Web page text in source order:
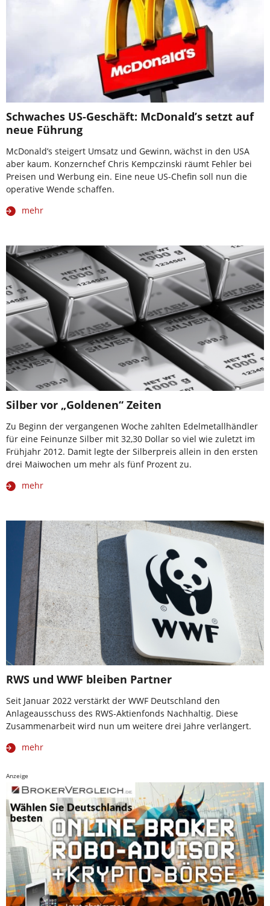
Schwaches US-Geschäft: McDonald’s setzt auf
neue Führung
McDonald’s steigert Umsatz und Gewinn, wächst in den USA
aber kaum. Konzernchef Chris Kempczinski räumt Fehler bei
Preisen und Werbung ein. Eine neue US-Chefin soll nun die
operative Wende schaffen.
mehr
Silber vor „Goldenen“ Zeiten
Zu Beginn der vergangenen Woche zahlten Edelmetallhändler
für eine Feinunze Silber mit 32,30 Dollar so viel wie zuletzt im
Frühjahr 2012. Damit legte der Silberpreis allein in den ersten
drei Maiwochen um mehr als fünf Prozent zu.
mehr
RWS und WWF bleiben Partner
Seit Januar 2022 verstärkt der WWF Deutschland den
Anlageausschuss des RWS-Aktienfonds Nachhaltig. Diese
Zusammenarbeit wird nun um weitere drei Jahre verlängert.
mehr
Anzeige